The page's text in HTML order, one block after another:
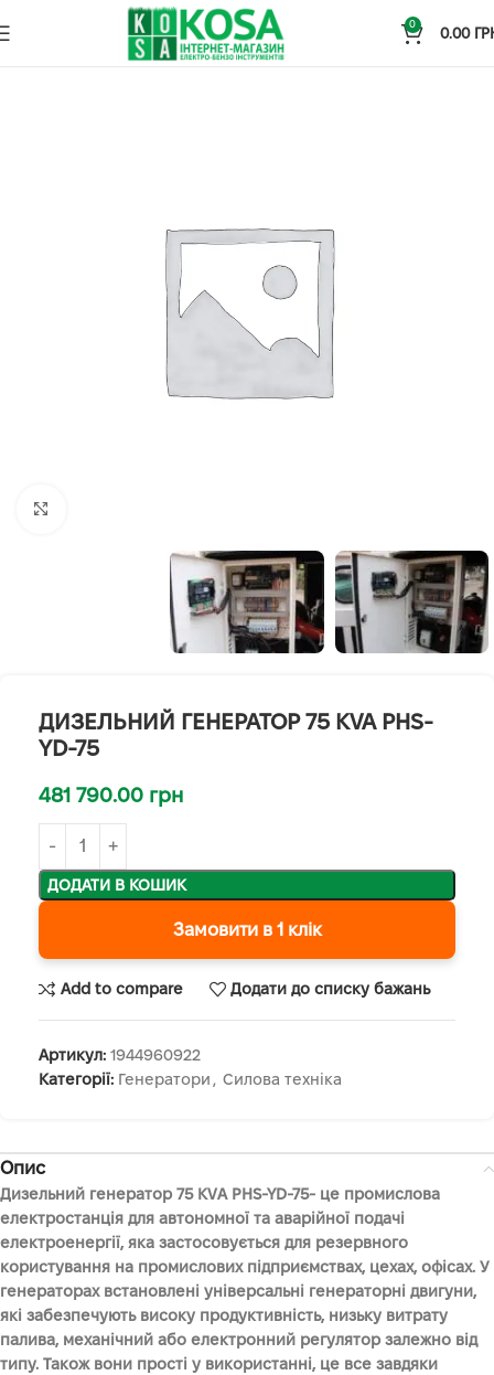
0
0.00
ДИЗЕЛЬНИЙ ГЕНЕРАТОР 75 KVA PHS-
YD-75
481 790.00 грн
ДОДАТИ В КОШИК
Замовити в 1 клік
Add to compare Додати до списку бажань
Артикул: 1944960922
Категорії: Генератори , Силова техніка
Опис
Дизельний генератор 75 KVA PHS-YD-75- це промислова
електростанція для автономної та аварійної подачі
електроенергії, яка застосовується для резервного
користування на промислових підприємствах, цехах, офісах. У
генераторах встановлені універсальні генераторні двигуни,
які забезпечують високу продуктивність, низьку витрату
палива, механічний або електронний регулятор залежно від
типу. Також вони прості у використанні, це все завдяки